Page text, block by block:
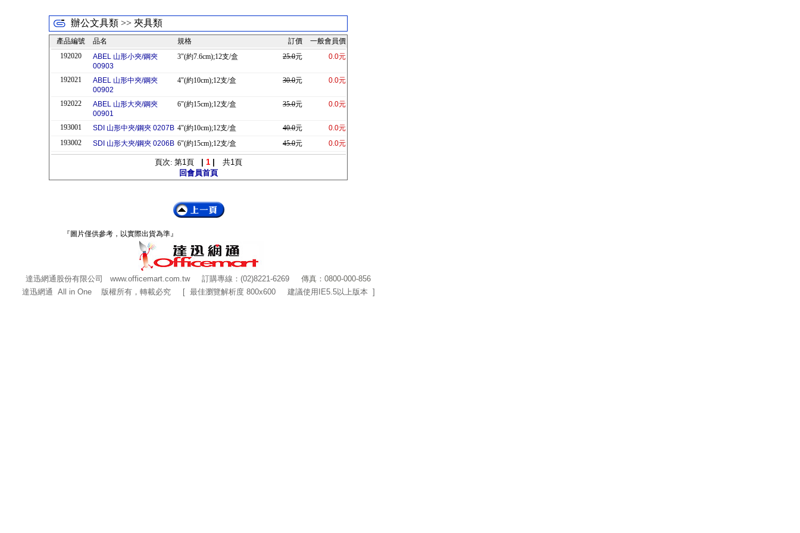
辦公文具類 >> 夾具類
產品編號 品名 規格 訂價
一般會員價
192020
ABEL 山形小夾/鋼夾
00903
3"(約7.6cm);12支/盒 25.0元 0.0元
192021
ABEL 山形中夾/鋼夾
00902
4"(約10cm);12支/盒 30.0元 0.0元
192022
ABEL 山形大夾/鋼夾
00901
6"(約15cm);12支/盒 35.0元 0.0元
193001 SDI 山形中夾/鋼夾 0207B 4"(約10cm);12支/盒 40.0元
0.0元
193002
SDI 山形大夾/鋼夾 0206B 6"(約15cm);12支/盒 45.0元 0.0元
頁次: 第1頁 1| 共1頁
回會員首頁
『圖片僅供參考，以實際出貨為準』
達迅網通股份有限公司 www.officemart.com.tw訂購專線：(02)8221-6269
傳真：0800-000-856
達迅網通 All in One 版權所有，轉載必究 [ 最佳瀏覽解析度 800x600 建議使用IE5.5以上版本 ]